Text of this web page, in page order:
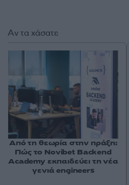
Αν τα χάσατε
Από τη θεωρία στην πράξη:
Πώς το Novibet Backend
Academy εκπαιδεύει τη νέα
γενιά engineers